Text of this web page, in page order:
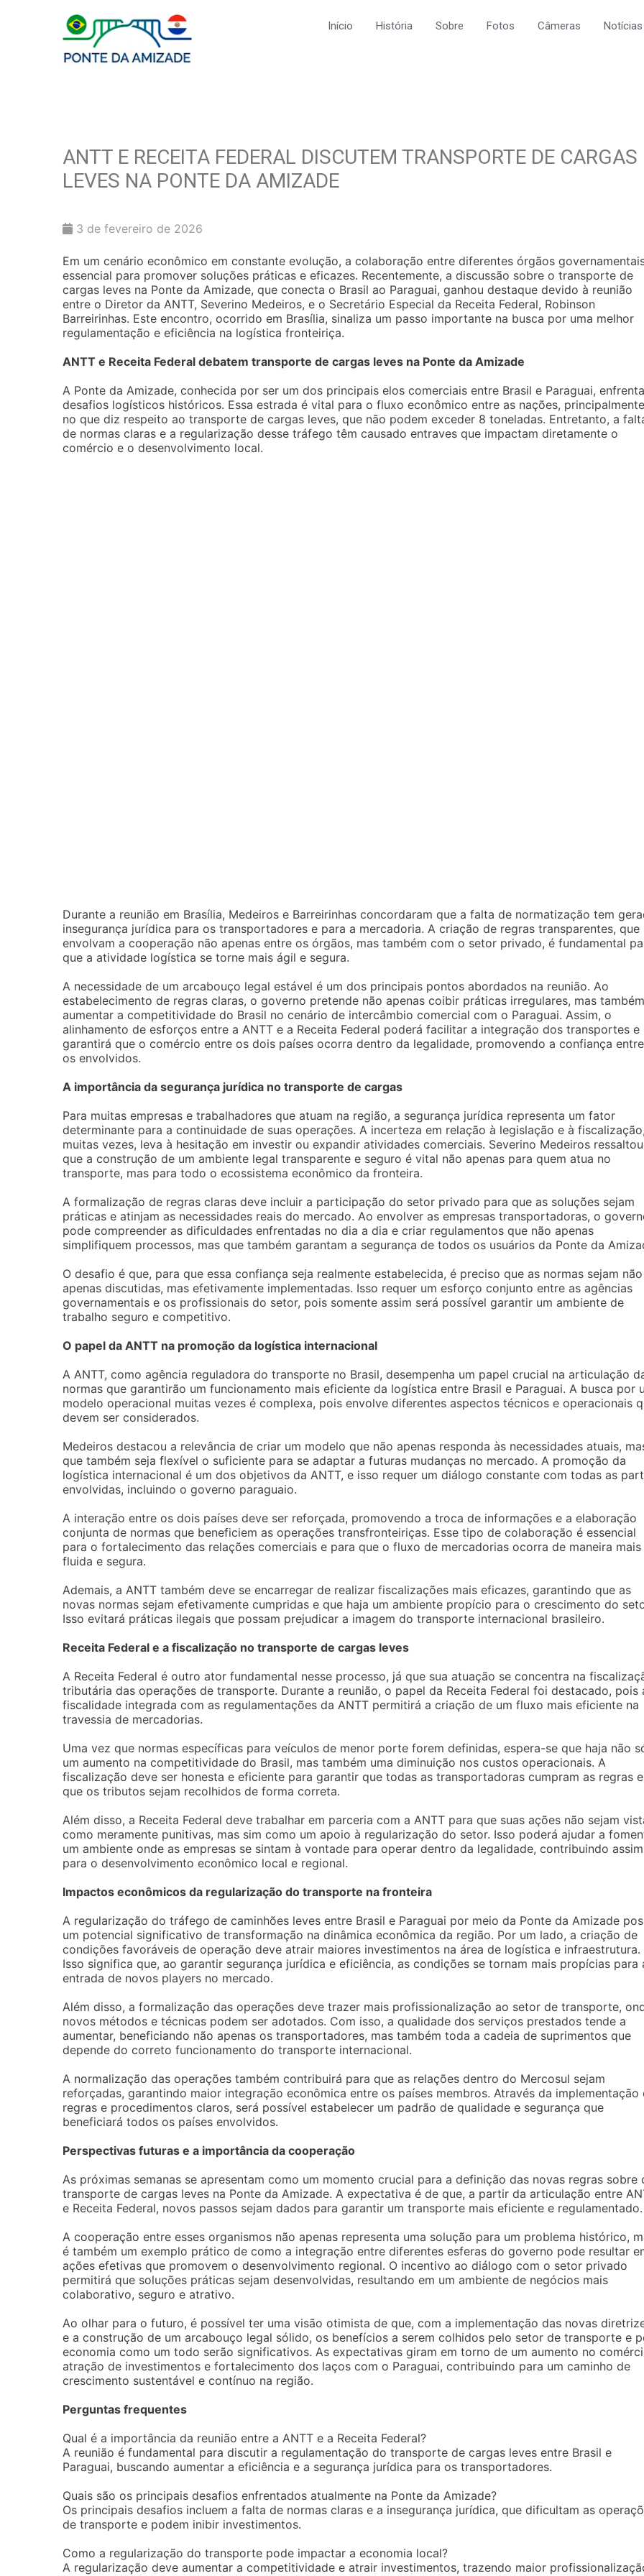
Início História Sobre Fotos Câmeras Notícias
ANTT E RECEITA FEDERAL DISCUTEM TRANSPORTE DE CARGAS
LEVES NA PONTE DA AMIZADE
3 de fevereiro de 2026
Em um cenário econômico em constante evolução, a colaboração entre diferentes órgãos
essencial para promover soluções práticas e eficazes. Recentemente, a discussão sobre o transporte de
cargas leves na Ponte da Amizade, que conecta o Brasil ao Paraguai, ganhou destaque devido à reunião
entre o Diretor da ANTT, Severino Medeiros, e o Secretário Especial da Receita Federal, Robinson
Barreirinhas. Este encontro, ocorrido em Brasília, sinaliza um passo importante na busca por uma melhor
regulamentação e eficiência na logística fronteiriça.
ANTT e Receita Federal debatem transporte de cargas leves na Ponte da Amizade
A Ponte da Amizade, conhecida por ser um dos principais elos comerciais entre Brasil e Paraguai, enfrenta
desafios logísticos históricos. Essa estrada é vital para o fluxo econômico entre as nações, principalmente
no que diz respeito ao transporte de cargas leves, que não podem exceder 8 toneladas. Entretanto, a
de normas claras e a regularização desse tráfego têm causado entraves que impactam diretamente o
comércio e o desenvolvimento local.
Durante a reunião em Brasília, Medeiros e Barreirinhas concordaram que a falta de normatização tem
insegurança jurídica para os transportadores e para a mercadoria. A criação de regras transparentes, que
envolvam a cooperação não apenas entre os órgãos, mas também com o setor privado, é fundamental
que a atividade logística se torne mais ágil e segura.
A necessidade de um arcabouço legal estável é um dos principais pontos abordados na reunião. Ao
estabelecimento de regras claras, o governo pretende não apenas coibir práticas irregulares, mas também
aumentar a competitividade do Brasil no cenário de intercâmbio comercial com o Paraguai. Assim, o
alinhamento de esforços entre a ANTT e a Receita Federal poderá facilitar a integração dos transportes e
garantirá que o comércio entre os dois países ocorra dentro da legalidade, promovendo a confiança entre
os envolvidos.
A importância da segurança jurídica no transporte de cargas
Para muitas empresas e trabalhadores que atuam na região, a segurança jurídica representa um fator
determinante para a continuidade de suas operações. A incerteza em relação à legislação e à fiscalização,
muitas vezes, leva à hesitação em investir ou expandir atividades comerciais. Severino Medeiros ressaltou
que a construção de um ambiente legal transparente e seguro é vital não apenas para quem atua no
transporte, mas para todo o ecossistema econômico da fronteira.
A formalização de regras claras deve incluir a participação do setor privado para que as soluções sejam
práticas e atinjam as necessidades reais do mercado. Ao envolver as empresas transportadoras, o
pode compreender as dificuldades enfrentadas no dia a dia e criar regulamentos que não apenas
simplifiquem processos, mas que também garantam a segurança de todos os usuários da Ponte da
O desafio é que, para que essa confiança seja realmente estabelecida, é preciso que as normas sejam não
apenas discutidas, mas efetivamente implementadas. Isso requer um esforço conjunto entre as agências
governamentais e os profissionais do setor, pois somente assim será possível garantir um ambiente de
trabalho seguro e competitivo.
O papel da ANTT na promoção da logística internacional
A ANTT, como agência reguladora do transporte no Brasil, desempenha um papel crucial na articulação
normas que garantirão um funcionamento mais eficiente da logística entre Brasil e Paraguai. A busca por
modelo operacional muitas vezes é complexa, pois envolve diferentes aspectos técnicos e operacionais
devem ser considerados.
Medeiros destacou a relevância de criar um modelo que não apenas responda às necessidades atuais,
que também seja flexível o suficiente para se adaptar a futuras mudanças no mercado. A promoção da
logística internacional é um dos objetivos da ANTT, e isso requer um diálogo constante com todas as
envolvidas, incluindo o governo paraguaio.
A interação entre os dois países deve ser reforçada, promovendo a troca de informações e a elaboração
conjunta de normas que beneficiem as operações transfronteiriças. Esse tipo de colaboração é essencial
para o fortalecimento das relações comerciais e para que o fluxo de mercadorias ocorra de maneira mais
fluida e segura.
Ademais, a ANTT também deve se encarregar de realizar fiscalizações mais eficazes, garantindo que as
novas normas sejam efetivamente cumpridas e que haja um ambiente propício para o crescimento do
Isso evitará práticas ilegais que possam prejudicar a imagem do transporte internacional brasileiro.
Receita Federal e a fiscalização no transporte de cargas leves
A Receita Federal é outro ator fundamental nesse processo, já que sua atuação se concentra na
tributária das operações de transporte. Durante a reunião, o papel da Receita Federal foi destacado, pois
fiscalidade integrada com as regulamentações da ANTT permitirá a criação de um fluxo mais eficiente na
travessia de mercadorias.
Uma vez que normas específicas para veículos de menor porte forem definidas, espera-se que haja não
um aumento na competitividade do Brasil, mas também uma diminuição nos custos operacionais. A
fiscalização deve ser honesta e eficiente para garantir que todas as transportadoras cumpram as regras e
que os tributos sejam recolhidos de forma correta.
Além disso, a Receita Federal deve trabalhar em parceria com a ANTT para que suas ações não sejam
como meramente punitivas, mas sim como um apoio à regularização do setor. Isso poderá ajudar a
um ambiente onde as empresas se sintam à vontade para operar dentro da legalidade, contribuindo assim
para o desenvolvimento econômico local e regional.
Impactos econômicos da regularização do transporte na fronteira
A regularização do tráfego de caminhões leves entre Brasil e Paraguai por meio da Ponte da Amizade
um potencial significativo de transformação na dinâmica econômica da região. Por um lado, a criação de
condições favoráveis de operação deve atrair maiores investimentos na área de logística e infraestrutura.
Isso significa que, ao garantir segurança jurídica e eficiência, as condições se tornam mais propícias para
entrada de novos players no mercado.
Além disso, a formalização das operações deve trazer mais profissionalização ao setor de transporte,
novos métodos e técnicas podem ser adotados. Com isso, a qualidade dos serviços prestados tende a
aumentar, beneficiando não apenas os transportadores, mas também toda a cadeia de suprimentos que
depende do correto funcionamento do transporte internacional.
A normalização das operações também contribuirá para que as relações dentro do Mercosul sejam
reforçadas, garantindo maior integração econômica entre os países membros. Através da implementação
regras e procedimentos claros, será possível estabelecer um padrão de qualidade e segurança que
beneficiará todos os países envolvidos.
Perspectivas futuras e a importância da cooperação
As próximas semanas se apresentam como um momento crucial para a definição das novas regras sobre
transporte de cargas leves na Ponte da Amizade. A expectativa é de que, a partir da articulação entre
e Receita Federal, novos passos sejam dados para garantir um transporte mais eficiente e regulamentado.
A cooperação entre esses organismos não apenas representa uma solução para um problema histórico,
é também um exemplo prático de como a integração entre diferentes esferas do governo pode resultar
ações efetivas que promovem o desenvolvimento regional. O incentivo ao diálogo com o setor privado
permitirá que soluções práticas sejam desenvolvidas, resultando em um ambiente de negócios mais
colaborativo, seguro e atrativo.
Ao olhar para o futuro, é possível ter uma visão otimista de que, com a implementação das novas
e a construção de um arcabouço legal sólido, os benefícios a serem colhidos pelo setor de transporte e
economia como um todo serão significativos. As expectativas giram em torno de um aumento no
atração de investimentos e fortalecimento dos laços com o Paraguai, contribuindo para um caminho de
crescimento sustentável e contínuo na região.
Perguntas frequentes
Qual é a importância da reunião entre a ANTT e a Receita Federal?
A reunião é fundamental para discutir a regulamentação do transporte de cargas leves entre Brasil e
Paraguai, buscando aumentar a eficiência e a segurança jurídica para os transportadores.
Quais são os principais desafios enfrentados atualmente na Ponte da Amizade?
Os principais desafios incluem a falta de normas claras e a insegurança jurídica, que dificultam as
de transporte e podem inibir investimentos.
Como a regularização do transporte pode impactar a economia local?
A regularização deve aumentar a competitividade e atrair investimentos, trazendo maior